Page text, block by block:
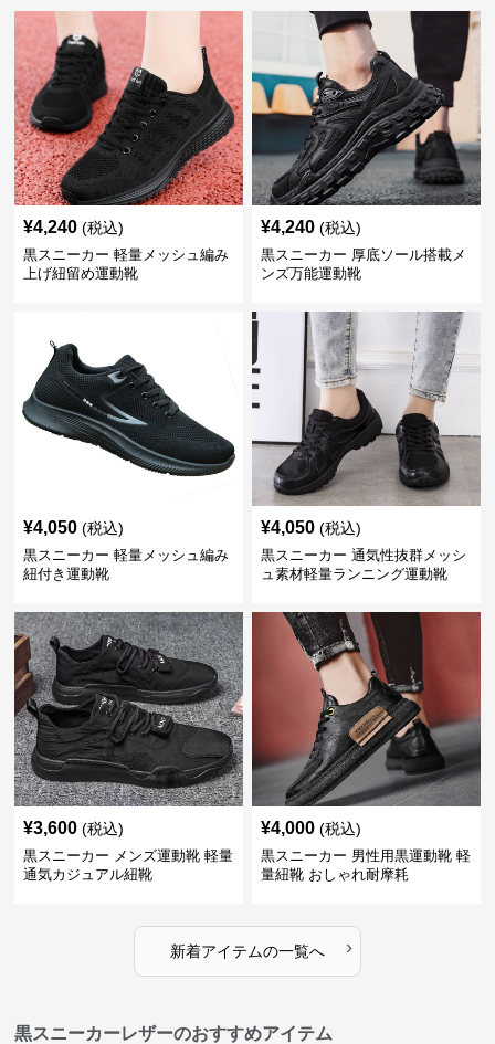
¥4,240 (税込)
黒スニーカー 軽量メッシュ編み
上げ紐留め運動靴
¥4,240 (税込)
黒スニーカー 厚底ソール搭載メ
ンズ万能運動靴
¥4,050 (税込)
黒スニーカー 軽量メッシュ編み
紐付き運動靴
¥4,050 (税込)
黒スニーカー 通気性抜群メッシ
ュ素材軽量ランニング運動靴
¥3,600 (税込)
黒スニーカー メンズ運動靴 軽量
通気カジュアル紐靴
¥4,000 (税込)
黒スニーカー 男性用黒運動靴 軽
量紐靴 おしゃれ耐摩耗
新着アイテムの一覧へ ›
黒スニーカーレザーのおすすめアイテム